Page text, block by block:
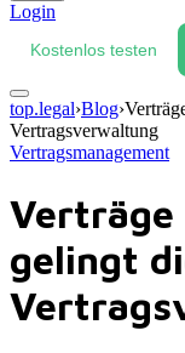
Login
Kostenlos testen
top.legal›Blog›
Vertragsverwaltung
Vertragsmanagement
Verträge
gelingt